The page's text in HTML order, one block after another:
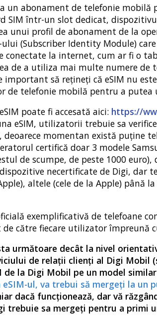
un abonament de telefonie mobilă
SIM într-un slot dedicat,
unui profil de abonament de la
ului (Subscriber Identity Module)
la internet, cum ar fi o
de a utiliza mai multe numere de
important să rețineți că eSIM nu
de telefonie mobilă pentru a putea
poate fi accesată aici: https://
eSIM, utilizatorii trebuie sa
momentan există puține
certifică doar 3 modele
de scumpe, de peste 1000
necertificate de Digi, dar
altele (cele de la Apple) până
exemplificativă de telefoane
de către fiecare utilizator împreună
următoare decât la nivel
de relații clienți al Digi Mobil
la Digi Mobil pe un model
ul, va trebui să mergeți la un
dacă funcționează, dar vă
trebuie sa mergeți pentru a primi